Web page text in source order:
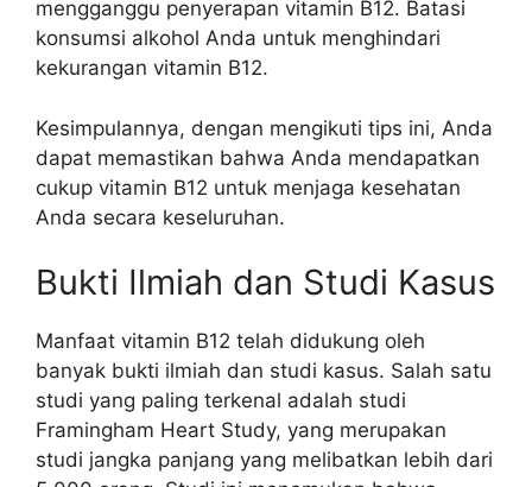
mengganggu penyerapan vitamin B12. Batasi
konsumsi alkohol Anda untuk menghindari
kekurangan vitamin B12.
Kesimpulannya, dengan mengikuti tips ini, Anda
dapat memastikan bahwa Anda mendapatkan
cukup vitamin B12 untuk menjaga kesehatan
Anda secara keseluruhan.
Bukti Ilmiah dan Studi Kasus
Manfaat vitamin B12 telah didukung oleh
banyak bukti ilmiah dan studi kasus. Salah satu
studi yang paling terkenal adalah studi
Framingham Heart Study, yang merupakan
studi jangka panjang yang melibatkan lebih dari